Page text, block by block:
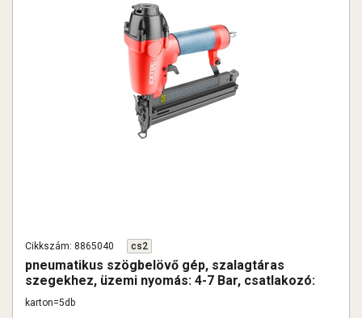
Cikkszám: 8865040 cs2
pneumatikus szögbelövő gép, szalagtáras
szegekhez, üzemi nyomás: 4-7 Bar, csatlakozó:
1/4", 80 lövés/perc, 85l/perc
karton=5db